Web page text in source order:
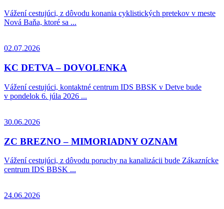
Vážení cestujúci, z dôvodu konania cyklistických pretekov v meste
Nová Baňa, ktoré sa ...
02.07.2026
KC DETVA – DOVOLENKA
Vážení cestujúci, kontaktné centrum IDS BBSK v Detve bude
v pondelok 6. júla 2026 ...
30.06.2026
ZC BREZNO – MIMORIADNY OZNAM
Vážení cestujúci, z dôvodu poruchy na kanalizácii bude Zákaznícke
centrum IDS BBSK ...
24.06.2026